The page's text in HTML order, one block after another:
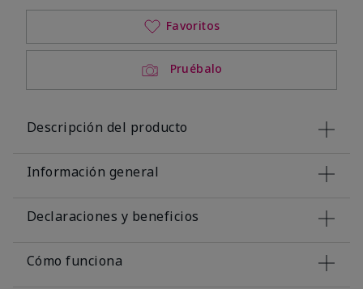
Pruébalo
Favoritos
Descripción del producto
Información general
Declaraciones y beneficios
Cómo funciona